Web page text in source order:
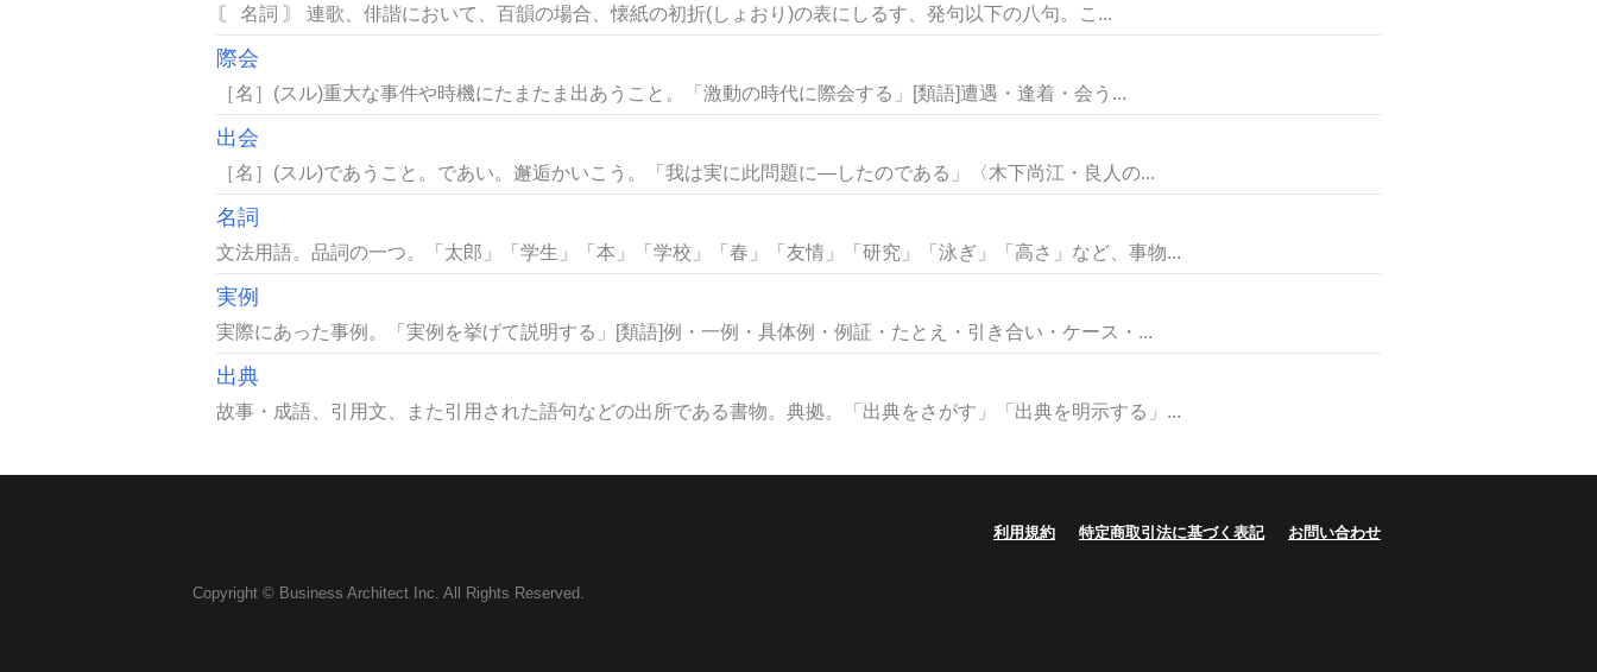
〘 名詞 〙 連歌、俳諧において、百韻の場合、懐紙の初折(しょおり)の表にしるす、発句以下の八句。こ...
際会
［名］(スル)重大な事件や時機にたまたま出あうこと。「激動の時代に際会する」[類語]遭遇・逢着・会う...
出会
［名］(スル)であうこと。であい。邂逅かいこう。「我は実に此問題に―したのである」〈木下尚江・良人の...
名詞
文法用語。品詞の一つ。「太郎」「学生」「本」「学校」「春」「友情」「研究」「泳ぎ」「高さ」など、事物...
実例
実際にあった事例。「実例を挙げて説明する」[類語]例・一例・具体例・例証・たとえ・引き合い・ケース・...
出典
故事・成語、引用文、また引用された語句などの出所である書物。典拠。「出典をさがす」「出典を明示する」...
利用規約 特定商取引法に基づく表記 お問い合わせ
Copyright © Business Architect Inc. All Rights Reserved.